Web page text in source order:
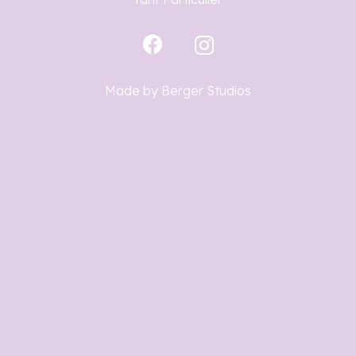
Made by Berger Studios